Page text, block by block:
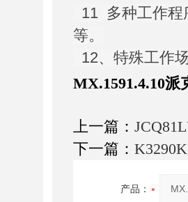
11 多种工作程
等。
12、特殊工作
MX.1591.4.10派
上一篇：
下一篇：
产品：